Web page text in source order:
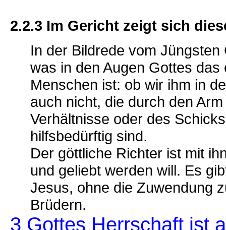
2.2.3 Im Gericht zeigt sich
In der Bildrede vom
was in den Augen Gottes
Menschen ist: ob wir ihm in
auch nicht, die durch den
Verhältnisse oder des
hilfsbedürftig sind.
Der göttliche Richter ist mit
und geliebt werden will. Es
Jesus, ohne die Zuwendung
Brüdern.
3 Gottes Herrschaft ist